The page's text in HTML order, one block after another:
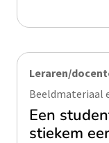
Leraren/
Beeldmateriaal
Een
stiekem